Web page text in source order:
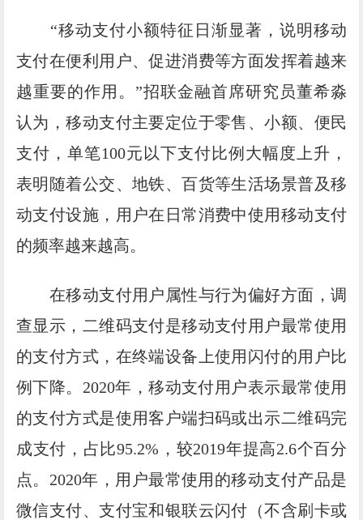
“移动支付小额特征日渐显著，说明移动
支付在便利用户、促进消费等方面发挥着越来
越重要的作用。”招联金融首席研究员董希淼
认为，移动支付主要定位于零售、小额、便民
支付，单笔100元以下支付比例大幅度上升，
表明随着公交、地铁、百货等生活场景普及移
动支付设施，用户在日常消费中使用移动支付
的频率越来越高。
在移动支付用户属性与行为偏好方面，调
查显示，二维码支付是移动支付用户最常使用
的支付方式，在终端设备上使用闪付的用户比
例下降。2020年，移动支付用户表示最常使用
的支付方式是使用客户端扫码或出示二维码完
成支付，占比95.2%，较2019年提高2.6个百分
点。2020年，用户最常使用的移动支付产品是
微信支付、支付宝和银联云闪付（不含刷卡或